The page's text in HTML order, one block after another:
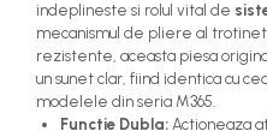
indeplineste si rolul vital de
mecanismul de pliere al
rezistente, aceasta piesa
un sunet clar, fiind identica cu
modelele din seria M365.
Functie Dubla: Actioneaza